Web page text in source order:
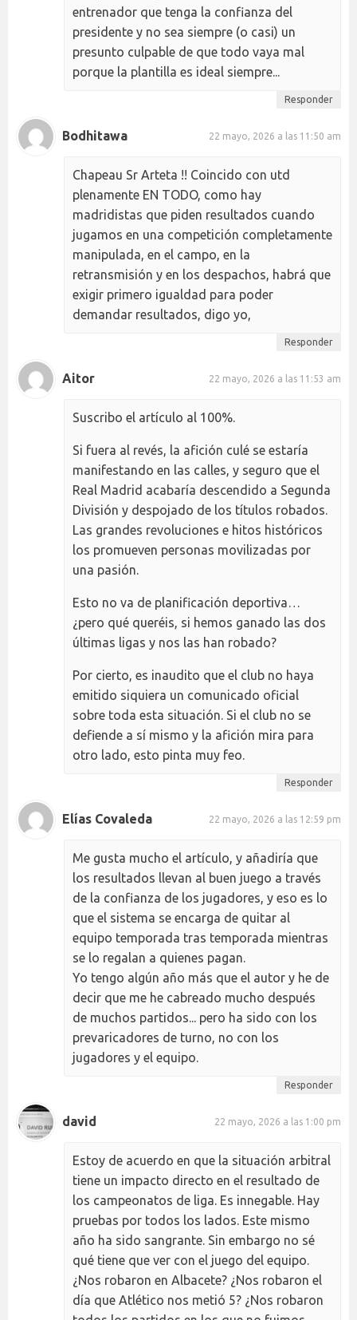
entrenador que tenga la confianza del
presidente y no sea siempre (o casi) un
presunto culpable de que todo vaya mal
porque la plantilla es ideal siempre...
Responder
Bodhitawa 22 mayo, 2026 a las 11:50 am
Chapeau Sr Arteta !! Coincido con utd
plenamente EN TODO, como hay
madridistas que piden resultados cuando
jugamos en una competición completamente
manipulada, en el campo, en la
retransmisión y en los despachos, habrá que
exigir primero igualdad para poder
demandar resultados, digo yo,
Responder
Aitor 22 mayo, 2026 a las 11:53 am
Suscribo el artículo al 100%.
Si fuera al revés, la afición culé se estaría
manifestando en las calles, y seguro que el
Real Madrid acabaría descendido a Segunda
División y despojado de los títulos robados.
Las grandes revoluciones e hitos históricos
los promueven personas movilizadas por
una pasión.
Esto no va de planificación deportiva…
¿pero qué queréis, si hemos ganado las dos
últimas ligas y nos las han robado?
Por cierto, es inaudito que el club no haya
emitido siquiera un comunicado oficial
sobre toda esta situación. Si el club no se
defiende a sí mismo y la afición mira para
otro lado, esto pinta muy feo.
Responder
Elías Covaleda 22 mayo, 2026 a las 12:59 pm
Me gusta mucho el artículo, y añadiría que
los resultados llevan al buen juego a través
de la confianza de los jugadores, y eso es lo
que el sistema se encarga de quitar al
equipo temporada tras temporada mientras
se lo regalan a quienes pagan.
Yo tengo algún año más que el autor y he de
decir que me he cabreado mucho después
de muchos partidos... pero ha sido con los
prevaricadores de turno, no con los
jugadores y el equipo.
Responder
david 22 mayo, 2026 a las 1:00 pm
Estoy de acuerdo en que la situación arbitral
tiene un impacto directo en el resultado de
los campeonatos de liga. Es innegable. Hay
pruebas por todos los lados. Este mismo
año ha sido sangrante. Sin embargo no sé
qué tiene que ver con el juego del equipo.
¿Nos robaron en Albacete? ¿Nos robaron el
día que Atlético nos metió 5? ¿Nos robaron